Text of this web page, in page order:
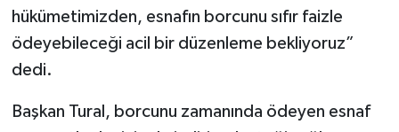
hükümetimizden, esnafın borcunu sıfır faizle
ödeyebileceği acil bir düzenleme bekliyoruz”
dedi.
Başkan Tural, borcunu zamanında ödeyen esnaf